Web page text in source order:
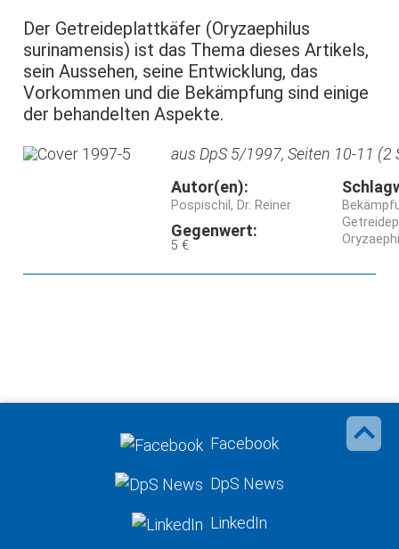
Der Getreideplattkäfer (Oryzaephilus
surinamensis) ist das Thema dieses Artikels,
sein Aussehen, seine Entwicklung, das
Vorkommen und die Bekämpfung sind einige
der behandelten Aspekte.
aus DpS 5/1997, Seiten 10-11 (2
Autor(en):
Pospischil, Dr. Reiner
Gegenwert:
5 €
Facebook
DpS News
LinkedIn